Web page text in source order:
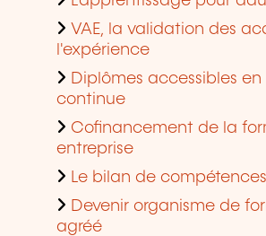
VAE, la validation des
l'expérience
Diplômes accessibles
continue
Cofinancement de la
entreprise
Le bilan de compétences
Devenir organisme de
agréé